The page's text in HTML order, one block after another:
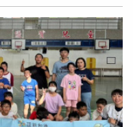
外他還有許多「非球員
盡情享受氣氛。根據資
萬6316人進場，共同見
別自己22年的職棒生
加入戰神後的期待，他
式球風，持續精進自
進，UBA 大四這年繳
三分球命中率37.2%，
纏鬥防守能力，關鍵時
他也將在場上與效力海
說：「選秀時，哥哥要